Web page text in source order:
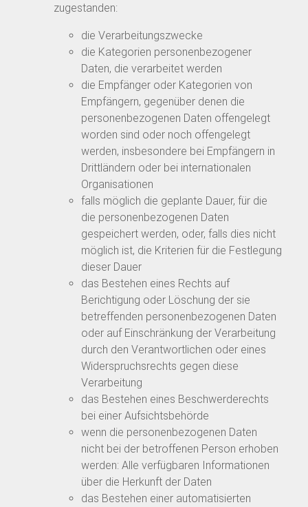
zugestanden:
die Verarbeitungszwecke
die Kategorien personenbezogener
Daten, die verarbeitet werden
die Empfänger oder Kategorien von
Empfängern, gegenüber denen die
personenbezogenen Daten offengelegt
worden sind oder noch offengelegt
werden, insbesondere bei Empfängern in
Drittländern oder bei internationalen
Organisationen
falls möglich die geplante Dauer, für die
die personenbezogenen Daten
gespeichert werden, oder, falls dies nicht
möglich ist, die Kriterien für die Festlegung
dieser Dauer
das Bestehen eines Rechts auf
Berichtigung oder Löschung der sie
betreffenden personenbezogenen Daten
oder auf Einschränkung der Verarbeitung
durch den Verantwortlichen oder eines
Widerspruchsrechts gegen diese
Verarbeitung
das Bestehen eines Beschwerderechts
bei einer Aufsichtsbehörde
wenn die personenbezogenen Daten
nicht bei der betroffenen Person erhoben
werden: Alle verfügbaren Informationen
über die Herkunft der Daten
das Bestehen einer automatisierten